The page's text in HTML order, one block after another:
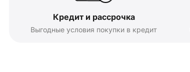
Кредит и рассрочка
Выгодные условия покупки в кредит